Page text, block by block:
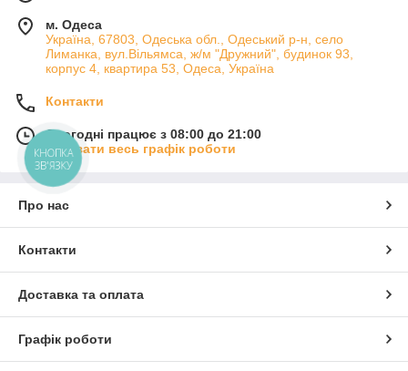
м. Одеса
Україна, 67803, Одеська обл., Одеський р-н, село
Лиманка, вул.Вільямса, ж/м "Дружний", будинок 93,
корпус 4, квартира 53, Одеса, Україна
Контакти
Сьогодні працює з 08:00 до 21:00
Показати весь графік роботи
Про нас
Контакти
Доставка та оплата
Графік роботи
КНОПКА
ЗВ'ЯЗКУ